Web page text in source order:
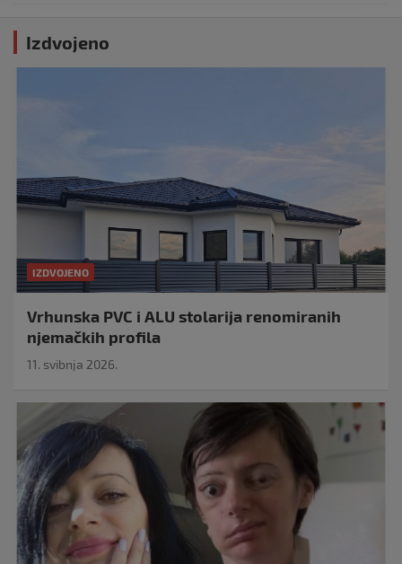
Izdvojeno
IZDVOJENO
Vrhunska PVC i ALU stolarija renomiranih
njemačkih profila
11. svibnja 2026.